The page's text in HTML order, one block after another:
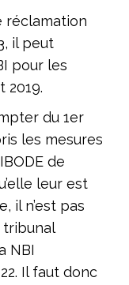
réclamation
il peut
pour les
2019.
du 1er
les mesures
de
leur est
il n’est pas
NBI
Il faut donc